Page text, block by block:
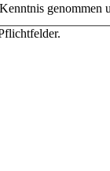
genommen